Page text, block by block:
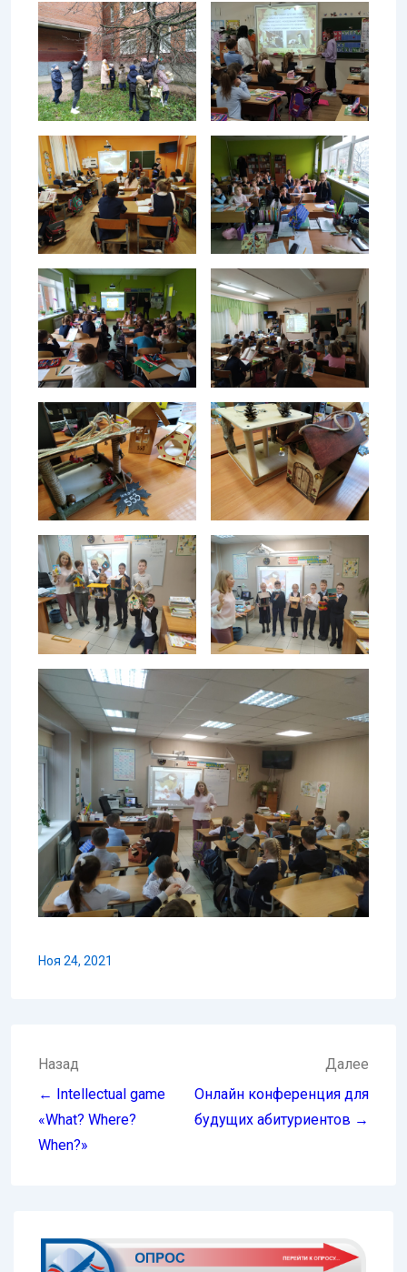
Ноя 24, 2021
Навигация
по
записям
Назад
← Intellectual game
«What? Where?
When?»
Далее
Онлайн конференция для
будущих абитуриентов →